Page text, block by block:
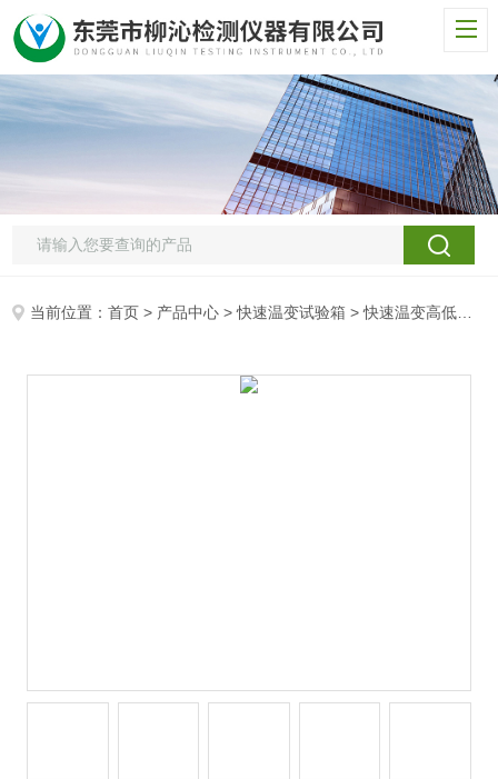
当前位置：首页 > 产品中心 >快速温变试验箱 >快速温变高低温试验箱